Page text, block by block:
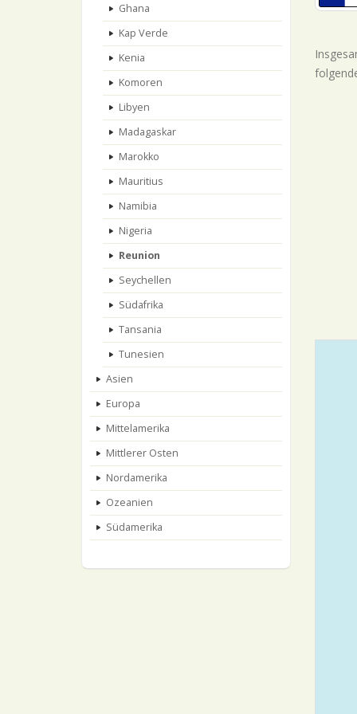
Ghana
Kap Verde
Kenia
Komoren
Libyen
Madagaskar
Marokko
Mauritius
Namibia
Nigeria
Reunion
Seychellen
Südafrika
Tansania
Tunesien
Asien
Europa
Mittelamerika
Mittlerer Osten
Nordamerika
Ozeanien
Südamerika